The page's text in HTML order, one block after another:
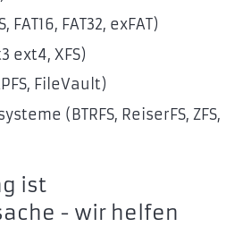
FAT16, FAT32, exFAT)
ext4, XFS)
FileVault)
(BTRFS, ReiserFS, ZFS,
ist
- wir helfen